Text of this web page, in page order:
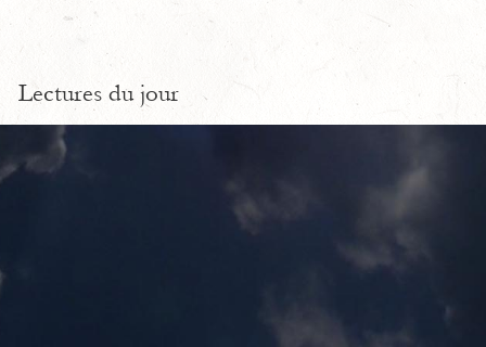
Lectures du jour